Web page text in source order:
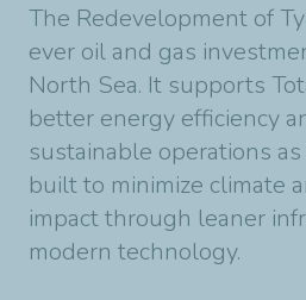
The Redevelopment of
ever oil and gas
North Sea. It supports
better energy efficiency
sustainable operations
built to minimize climate
impact through leaner
modern technology.